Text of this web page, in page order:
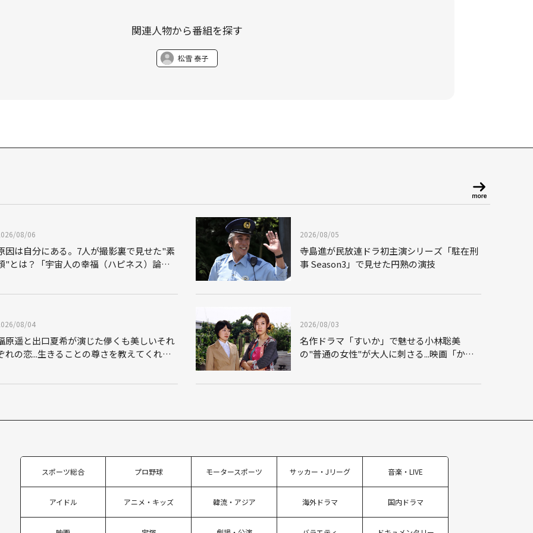
関連人物から番組を探す
松雪 泰子
08/06
因は自分にある。7人が撮影裏で見せた"素
"とは？「宇宙人の幸福（ハピネス）論」
2026/08/05
寺島進が民放連ドラ初主演シリーズ「駐在刑
事 Season3」で見せた円熟の演技
08/04
原遥と出口夏希が演じた儚くも美しいそれ
れの恋...生きることの尊さを教えてくれた
2026/08/03
名作ドラマ「すいか」で魅せる小林聡美
の"普通の女性"が大人に刺さる...映画「かも
スポーツ総合 プロ野球 モータースポーツ サッカー・Jリーグ 音楽・LIVE
アイドル アニメ・キッズ 韓流・アジア 海外ドラマ 国内ドラマ